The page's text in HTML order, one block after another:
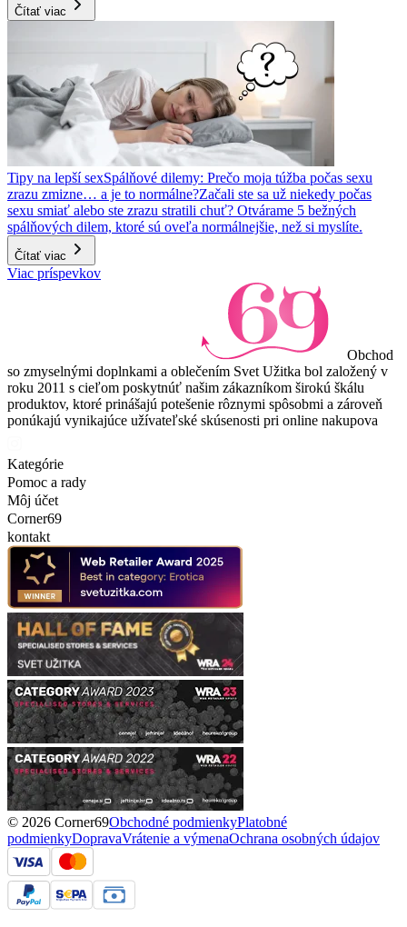
Čítať viac
Tipy na lepší sexSpálňové dilemy: Prečo moja túžba počas sexu
zrazu zmizne… a je to normálne?Začali ste sa už niekedy počas
sexu smiať alebo ste zrazu stratili chuť? Otvárame 5 bežných
spálňových dilem, ktoré sú oveľa normálnejšie, než si myslíte.
Čítať viac
Viac príspevkov
Obchod
so zmyselnými doplnkami a oblečením Svet Užitka bol založený v
roku 2011 s cieľom poskytnúť našim zákazníkom širokú škálu
produktov, ktoré prinášajú potešenie rôznymi spôsobmi a zároveň
ponúkajú vynikajúce užívateľské skúsenosti pri online nakupova
Kategórie
Pomoc a rady
Môj účet
Corner69
kontakt
© 2026 Corner69Obchodné podmienkyPlatobné
podmienkyDopravaVrátenie a výmenaOchrana osobných údajov